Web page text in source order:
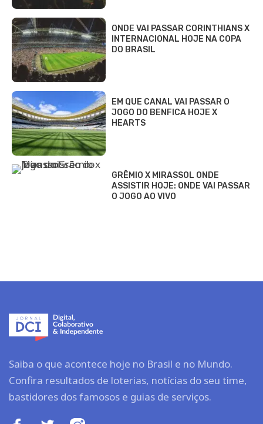
ONDE VAI PASSAR CORINTHIANS X
INTERNACIONAL HOJE NA COPA
DO BRASIL
EM QUE CANAL VAI PASSAR O
JOGO DO BENFICA HOJE X
HEARTS
GRÊMIO X MIRASSOL ONDE
ASSISTIR HOJE: ONDE VAI PASSAR
O JOGO AO VIVO
Saiba o que acontece hoje no Brasil e no Mundo.
Confira resultados de loterias, notícias do seu time,
bastidores dos famosos e guias de serviços.